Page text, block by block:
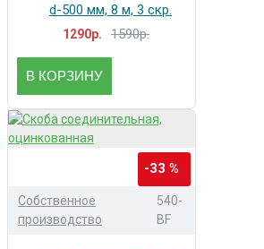
d-500 мм, 8 м, 3 скр.
1290р. 1590р.
В КОРЗИНУ
-33 %
Собственное
производство
540-
BF